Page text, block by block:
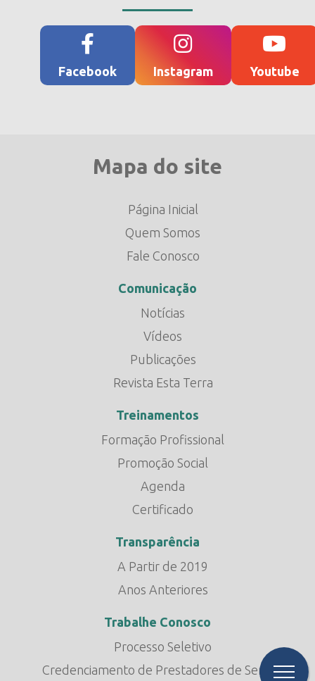
Facebook Instagram Youtube
Mapa do site
Página Inicial
Quem Somos
Fale Conosco
Comunicação
Notícias
Vídeos
Publicações
Revista Esta Terra
Treinamentos
Formação Profissional
Promoção Social
Agenda
Certificado
Transparência
A Partir de 2019
Anos Anteriores
Trabalhe Conosco
Processo Seletivo
Credenciamento de Prestadores de Serviço